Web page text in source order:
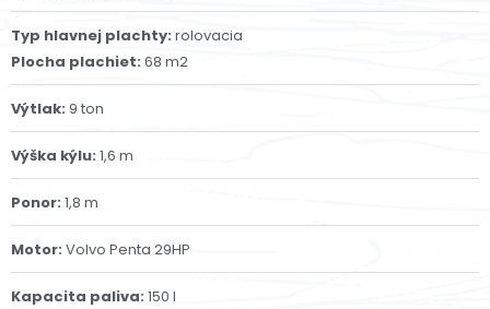
Typ hlavnej plachty:rolovacia
Plocha plachiet:68 m2
Výtlak: 9 ton
Výška kýlu: 1,6 m
Ponor: 1,8 m
Motor: Volvo Penta 29HP
Kapacita paliva: 150 l